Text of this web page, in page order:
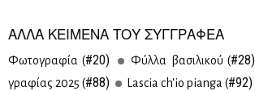
ΑΛΛΑ ΚΕΙΜΕΝΑ ΤΟΥ ΣΥΓΓΡΑΦΕΑ
Φω­το­γρα­φία (#20) Φύλ­λα βα­σι­λι­κού (#28)
γρα­φί­ας 2025 (#88) Lascia ch'io pianga (#92)